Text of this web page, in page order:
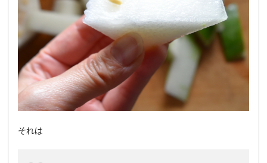
それは